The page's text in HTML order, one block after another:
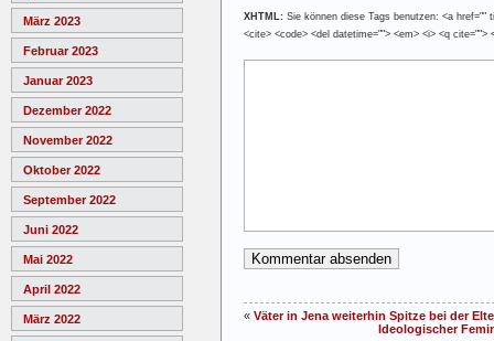
März 2023
Februar 2023
Januar 2023
Dezember 2022
November 2022
Oktober 2022
September 2022
Juni 2022
Mai 2022
April 2022
März 2022
XHTML: Sie können diese Tags benutzen: <a href=""
<cite> <code> <del datetime=""> <em> <i> <q cite="">
« Väter in Jena weiterhin Spitze bei der
Ideologischer